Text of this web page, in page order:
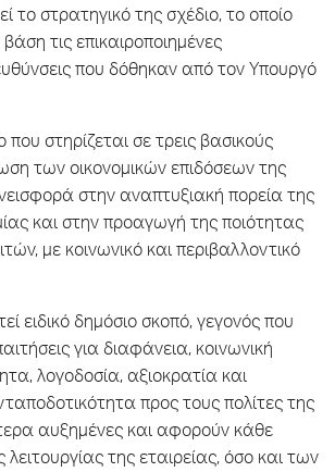
το στρατηγικό της σχέδιο, το οποίο
τις επικαιροποιημένες
που δόθηκαν από τον Υπουργό
που στηρίζεται σε τρεις βασικούς
των οικονομικών επιδόσεων της
στην αναπτυξιακή πορεία της
και στην προαγωγή της ποιότητας
με κοινωνικό και περιβαλλοντικό
ειδικό δημόσιο σκοπό, γεγονός που
για διαφάνεια, κοινωνική
λογοδοσία, αξιοκρατία και
προς τους πολίτες της
αυξημένες και αφορούν κάθε
της εταιρείας, όσο και των